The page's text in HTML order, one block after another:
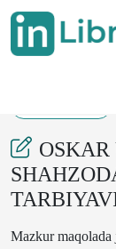
Mazkur